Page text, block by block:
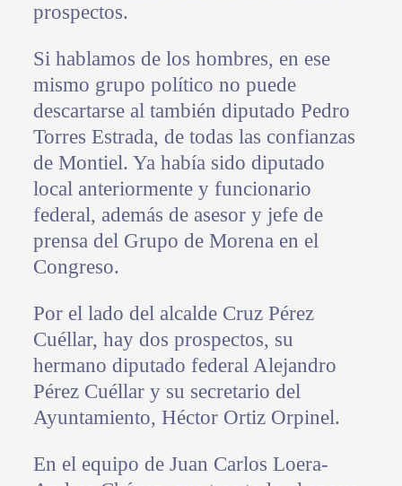
prospectos.
Si hablamos de los hombres, en ese
mismo grupo político no puede
descartarse al también diputado Pedro
Torres Estrada, de todas las confianzas
de Montiel. Ya había sido diputado
local anteriormente y funcionario
federal, además de asesor y jefe de
prensa del Grupo de Morena en el
Congreso.
Por el lado del alcalde Cruz Pérez
Cuéllar, hay dos prospectos, su
hermano diputado federal Alejandro
Pérez Cuéllar y su secretario del
Ayuntamiento, Héctor Ortiz Orpinel.
En el equipo de Juan Carlos Loera-